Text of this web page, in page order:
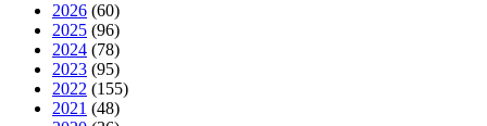
2026 (60)
2025 (96)
2024 (78)
2023 (95)
2022 (155)
2021 (48)